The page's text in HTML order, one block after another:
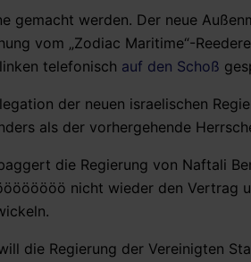
gemacht werden. Der neue
vom „Zodiac Maritime“-
telefonisch auf den Schoß
der neuen israelischen
als der vorhergehende
die Regierung von Naftali
nicht wieder den Vertrag
die Regierung der Vereinigten